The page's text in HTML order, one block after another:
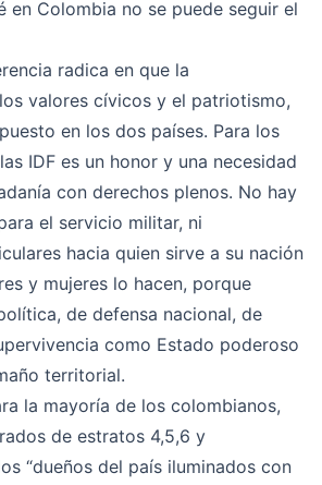
en Colombia no se puede seguir el
radica en que la
valores cívicos y el patriotismo,
en los dos países. Para los
IDF es un honor y una necesidad
con derechos plenos. No hay
el servicio militar, ni
hacia quien sirve a su nación
y mujeres lo hacen, porque
de defensa nacional, de
como Estado poderoso
territorial.
la mayoría de los colombianos,
de estratos 4,5,6 y
“dueños del país iluminados con